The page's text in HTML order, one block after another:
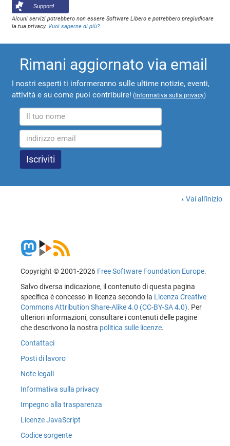
Support!
Alcuni servizi potrebbero non essere Software Libero e potrebbero pregiudicare
la tua privacy. Vuoi saperne di più?
Rimani aggiornato via email
I nostri esperti ti informeranno sulle ultime notizie, eventi,
attività e su come puoi contribuire! (Informativa sulla privacy)
Vai all'inizio
Copyright © 2001-2026 Free Software Foundation Europe.
Salvo diversa indicazione, il contenuto di questa pagina
specifica è concesso in licenza secondo la Licenza Creative
Commons Attribution Share-Alike 4.0 (CC-BY-SA 4.0). Per
ulteriori informazioni, consultare i contenuti delle pagine
che descrivono la nostra politica sulle licenze.
Contattaci
Posti di lavoro
Note legali
Informativa sulla privacy
Impegno alla trasparenza
Licenze JavaScript
Codice sorgente